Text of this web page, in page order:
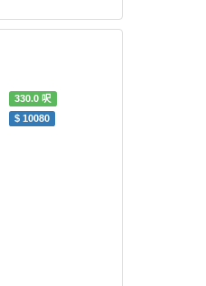
330.0呎
$ 10080